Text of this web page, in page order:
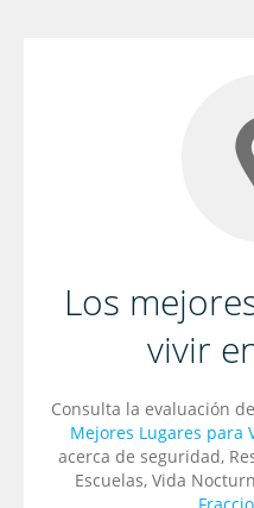
Los
vivir
Consulta la evaluación
Mejores Lugares para
acerca de seguridad,
Escuelas, Vida